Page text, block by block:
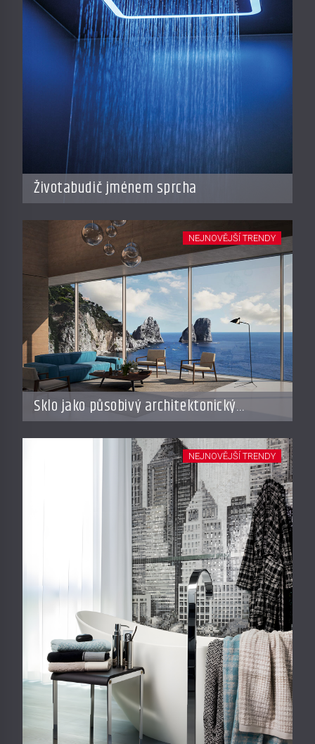
Životabudič jménem sprcha
Sklo jako působivý architektonický
materiál
NEJNOVĚJŠÍ TRENDY
NEJNOVĚJŠÍ TRENDY